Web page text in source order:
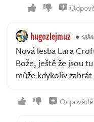
hugozlejmuz
Nová lesba Lara
Bože, ještě že jsou
může kdykoliv